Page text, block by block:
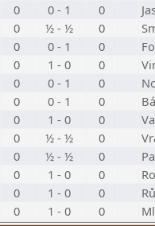
0 0 - 1 0
0 ½ - ½ 0
0 0 - 1 0
0 1 - 0 0
0 0 - 1 0
0 0 - 1 0
0 1 - 0 0
0 ½ - ½ 0
0 ½ - ½ 0
0 1 - 0 0
0 1 - 0 0
0 1 - 0 0